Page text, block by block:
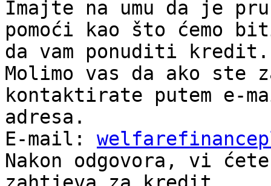
Imajte na umu da je
pomoći kao što ćemo
da vam ponuditi kredit.
Molimo vas da ako ste
kontaktirate putem e-
adresa.
E-mail:
Nakon odgovora, vi